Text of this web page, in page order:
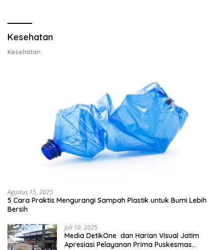
Kesehatan
Kesehatan
Agustus 15, 2025
5 Cara Praktis Mengurangi Sampah Plastik untuk Bumi Lebih
Bersih
Juli 10, 2025
Media DetikOne dan Harian Visual Jatim
Apresiasi Pelayanan Prima Puskesmas